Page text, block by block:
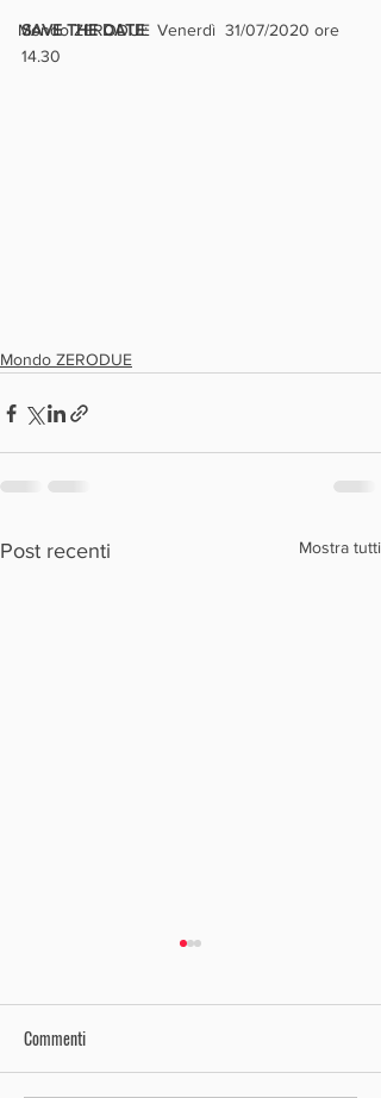
Mondo ZERODUE
SAVE THE DATE:  Venerdì  31/07/2020 ore
14.30
Mondo ZERODUE
Post recenti Mostra tutti
Commenti